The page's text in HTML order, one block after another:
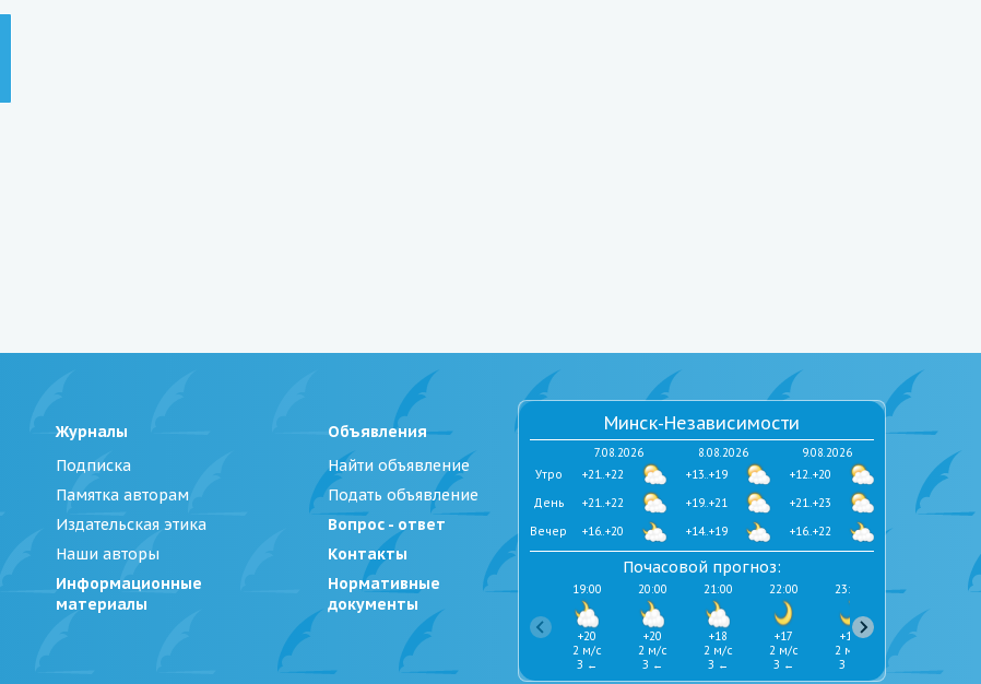
Журналы
Подписка
Памятка авторам
Издательская этика
Наши авторы
Информационные
материалы
Объявления
Найти объявление
Подать объявление
Вопрос - ответ
Контакты
Нормативные
документы
Минск-Независимости
7.08.2026
+21..+22
+21..+22
+16..+20
8.08.2026
+13..+19
+19..+21
+14..+19
9.08.2026
+12..+20
+21..+23
+16..+22
Вечер
День
Утро
Почасовой прогноз:
19:00
+20
2 м/с
З ←
20:00
+20
2 м/с
З ←
21:00
+18
2 м/с
З ←
22:00
+17
2 м/с
З ←
23:00
+17
2 м/с
З ←